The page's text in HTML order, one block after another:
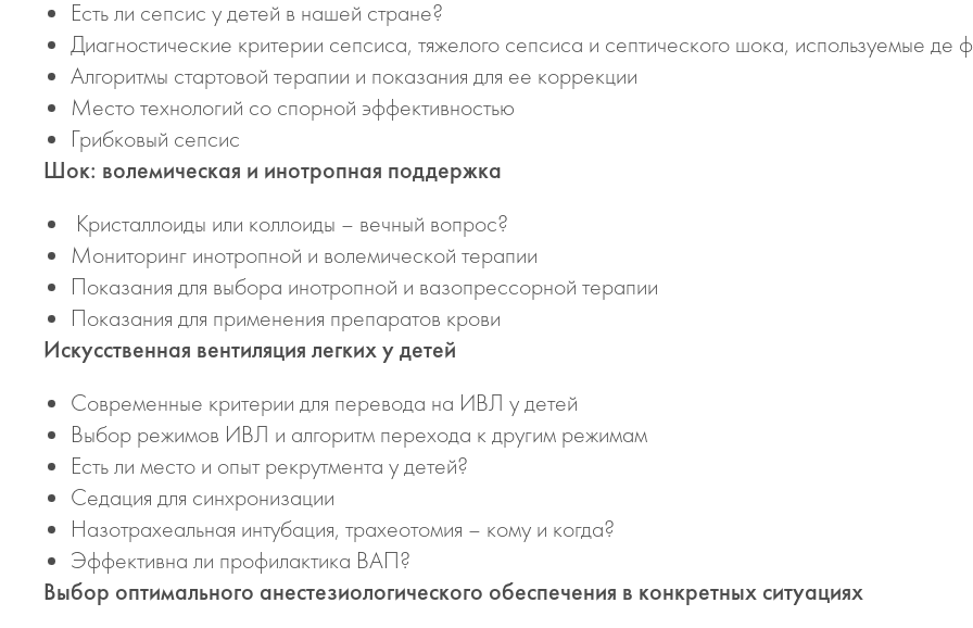
Есть ли сепсис у детей в нашей стране?
Диагностические критерии сепсиса, тяжелого сепсиса и септического шока, используемые де
Алгоритмы стартовой терапии и показания для ее коррекции
Место технологий со спорной эффективностью
Грибковый сепсис
Шок: волемическая и инотропная поддержка
Кристаллоиды или коллоиды – вечный вопрос?
Мониторинг инотропной и волемической терапии
Показания для выбора инотропной и вазопрессорной терапии
Показания для применения препаратов крови
Искусственная вентиляция легких у детей
Современные критерии для перевода на ИВЛ у детей
Выбор режимов ИВЛ и алгоритм перехода к другим режимам
Есть ли место и опыт рекрутмента у детей?
Седация для синхронизации
Назотрахеальная интубация, трахеотомия – кому и когда?
Эффективна ли профилактика ВАП?
Выбор оптимального анестезиологического обеспечения в конкретных ситуациях